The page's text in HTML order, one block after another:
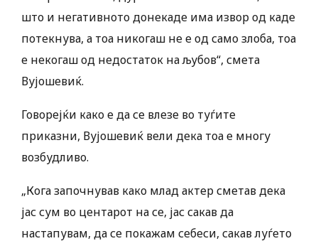
што и негативното донекаде има извор од каде
потекнува, а тоа никогаш не е од само злоба, тоа
е некогаш од недостаток на љубов“, смета
Вујошевиќ.
Говорејќи како е да се влезе во туѓите
приказни, Вујошевиќ вели дека тоа е многу
возбудливо.
„Кога започнував како млад актер сметав дека
јас сум во центарот на се, јас сакав да
настапувам, да се покажам себеси, сакав луѓето